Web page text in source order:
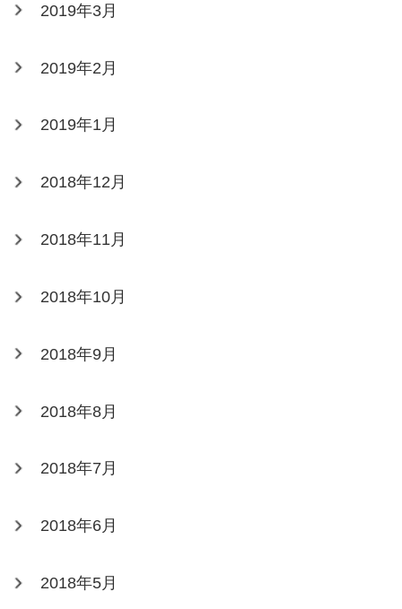
2019年3月
2019年2月
2019年1月
2018年12月
2018年11月
2018年10月
2018年9月
2018年8月
2018年7月
2018年6月
2018年5月